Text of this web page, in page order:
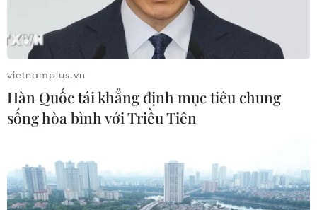
vietnamplus.vn
Hàn Quốc tái khẳng định mục tiêu chung
sống hòa bình với Triều Tiên